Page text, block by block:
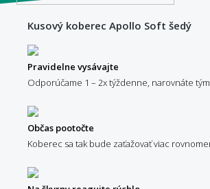
Kusový koberec Apollo Soft šedý
Pravidelne vysávajte
Odporúčame 1 – 2x týždenne, narovnáte tým
Občas pootočte
Koberec sa tak bude zaťažovať viac